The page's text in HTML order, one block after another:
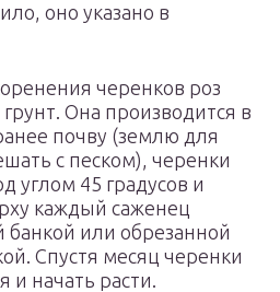
оно указано в
черенков роз
Она производится в
почву (землю для
с песком), черенки
углом 45 градусов и
каждый саженец
банкой или обрезанной
Спустя месяц черенки
и начать расти.